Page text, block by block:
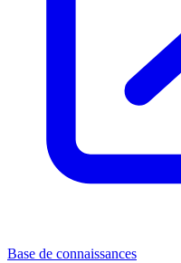
Base de connaissances